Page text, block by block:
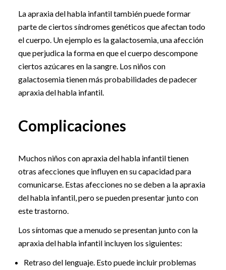
La apraxia del habla infantil también puede formar
parte de ciertos síndromes genéticos que afectan todo
el cuerpo. Un ejemplo es la galactosemia, una afección
que perjudica la forma en que el cuerpo descompone
ciertos azúcares en la sangre. Los niños con
galactosemia tienen más probabilidades de padecer
apraxia del habla infantil.
Complicaciones
Muchos niños con apraxia del habla infantil tienen
otras afecciones que influyen en su capacidad para
comunicarse. Estas afecciones no se deben a la apraxia
del habla infantil, pero se pueden presentar junto con
este trastorno.
Los síntomas que a menudo se presentan junto con la
apraxia del habla infantil incluyen los siguientes:
Retraso del lenguaje. Esto puede incluir problemas